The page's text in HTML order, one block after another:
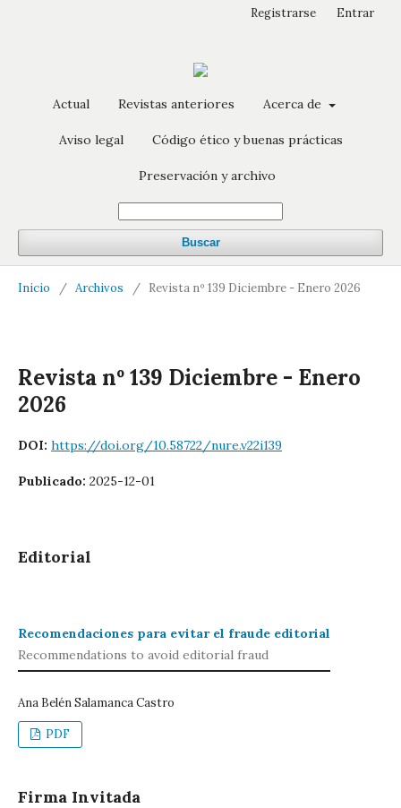
Actual Revistas anteriores Acerca de
Aviso legal Código ético y buenas prácticas
Preservación y archivo
Buscar
Registrarse Entrar
Inicio / Archivos / Revista nº 139 Diciembre - Enero 2026
Revista nº 139 Diciembre - Enero
2026
DOI: https://doi.org/10.58722/nure.v22i139
Publicado: 2025-12-01
Editorial
Recomendaciones para evitar el fraude editorial
Recommendations to avoid editorial fraud
Ana Belén Salamanca Castro
PDF
Firma Invitada